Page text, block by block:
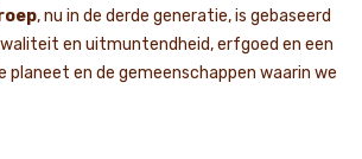
, nu in de derde generatie, is gebaseerd
en uitmuntendheid, erfgoed en een
planeet en de gemeenschappen waarin we